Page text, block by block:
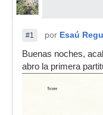
#1 por Esaú
Buenas noches,
abro la primera